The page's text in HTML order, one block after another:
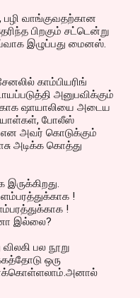
வாங்குவதற்கான
பிறகும் சட்டென்று
இழுப்பது மைனஸ்.
காம்பியரிங்
அனுபவிக்கும்
ஷாயாலியை அடைய
போலீஸ்
அவர் கொடுக்கும்
அடிக்க கொத்து
!
!
இல்லை?
பல நூறு
ஒரு